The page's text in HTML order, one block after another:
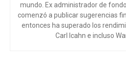
mundo. Ex administrador de
comenzó a publicar sugerencias
entonces ha superado los
Carl Icahn e incluso